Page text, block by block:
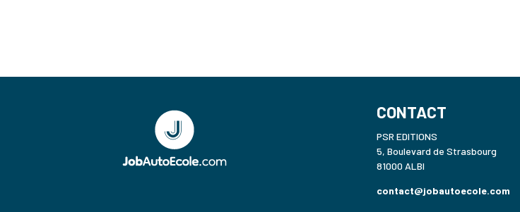
CONTACT
PSR EDITIONS
5, Boulevard de Strasbourg
81000 ALBI
contact@jobautoecole.com